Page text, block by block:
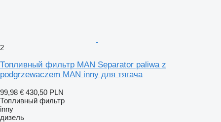
2
Топливный фильтр MAN Separator paliwa z
podgrzewaczem MAN inny для тягача
99,98 € 430,50 PLN
Топливный фильтр
inny
дизель